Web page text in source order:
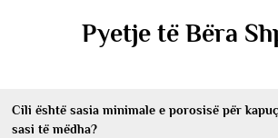
Pyetje të Bëra
Cili është sasia minimale e porosisë për
sasi të mëdha?